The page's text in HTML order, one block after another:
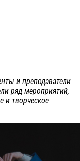
и преподаватели
ряд мероприятий,
и творческое